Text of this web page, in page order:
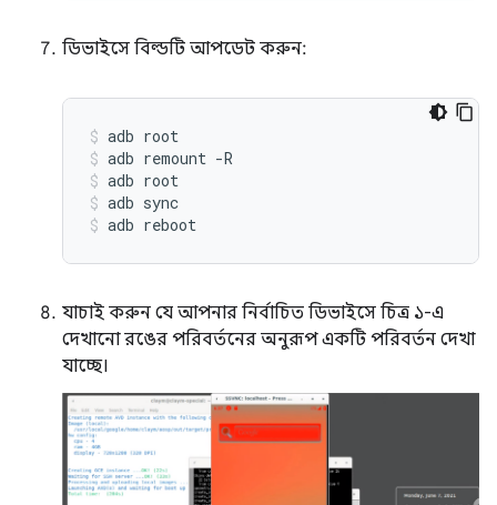
ডিভাইসে বিল্ডটি আপডেট করুন:
adb root
adb remount -R
adb root
adb sync
adb reboot
যাচাই করুন যে আপনার নির্বাচিত ডিভাইসে চিত্র ১-এ
দেখানো রঙের পরিবর্তনের অনুরূপ একটি পরিবর্তন দেখা
যাচ্ছে।